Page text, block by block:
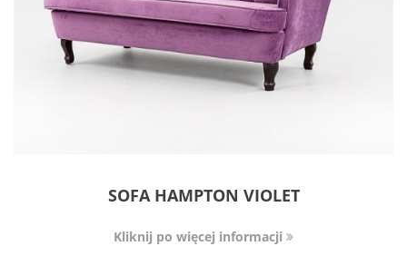
SOFA HAMPTON VIOLET
Kliknij po więcej informacji